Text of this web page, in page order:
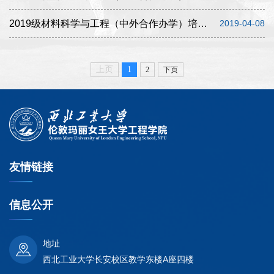
2019-04-08
2019级材料科学与工程（中外合作办学）培养方案（中英文版）
上页 1 2 下页
友情链接
信息公开
地址
西北工业大学长安校区教学东楼A座四楼